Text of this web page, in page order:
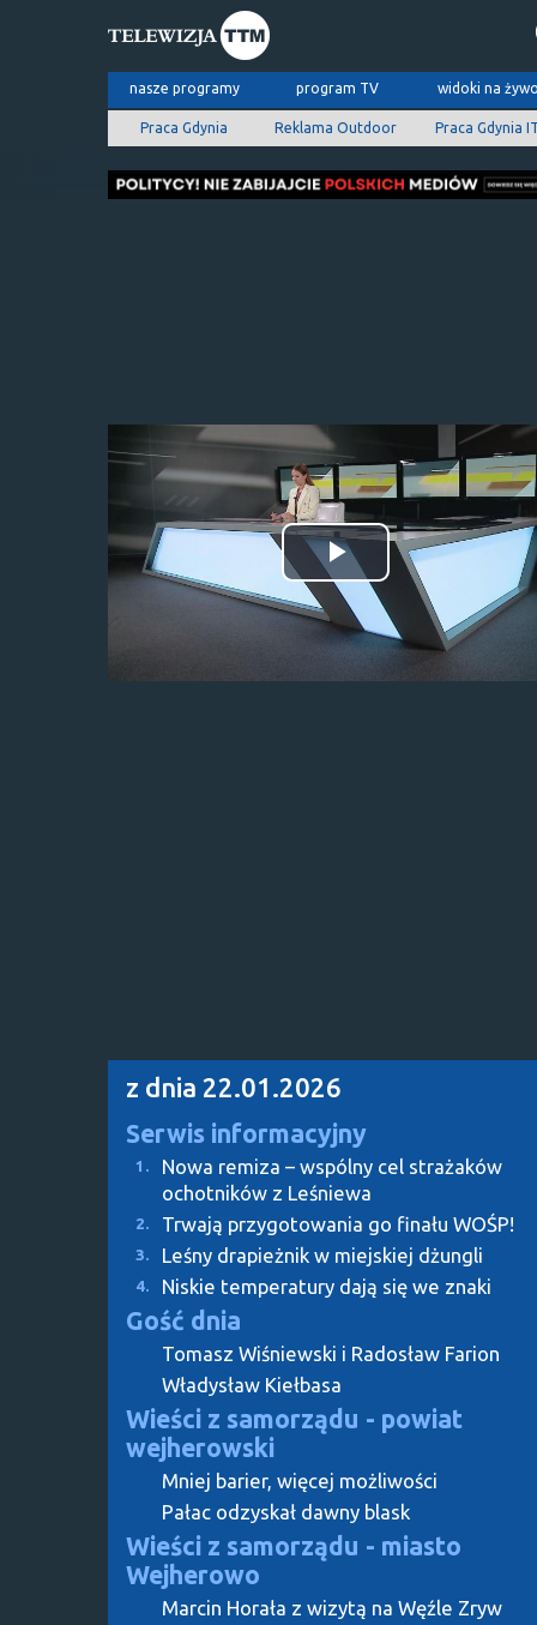
nasze programy program TV widoki na
Praca Gdynia Reklama Outdoor Praca Gdynia
Odtwórz
wideo
z dnia 22.01.2026
Serwis informacyjny
1.
Nowa remiza – wspólny cel strażaków
ochotników z Leśniewa
2. Trwają przygotowania go finału WOŚP!
3. Leśny drapieżnik w miejskiej dżungli
4. Niskie temperatury dają się we znaki
Gość dnia
Tomasz Wiśniewski i Radosław Farion
Władysław Kiełbasa
Wieści z samorządu - powiat
wejherowski
Mniej barier, więcej możliwości
Pałac odzyskał dawny blask
Wieści z samorządu - miasto
Wejherowo
Marcin Horała z wizytą na Węźle Zryw